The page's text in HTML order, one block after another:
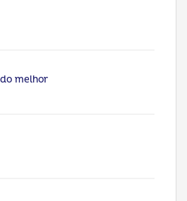
melhor